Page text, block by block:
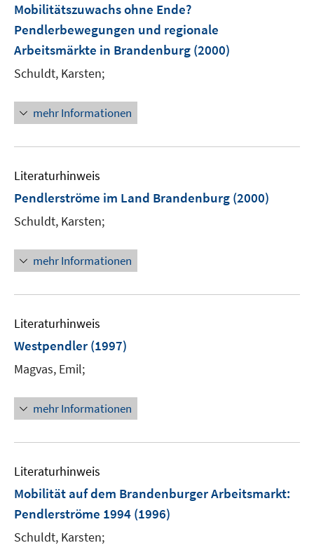
Mobilitätszuwachs ohne Ende?
Pendlerbewegungen und regionale
Arbeitsmärkte in Brandenburg (2000)
Schuldt, Karsten;
mehr Informationen
Literaturhinweis
Pendlerströme im Land Brandenburg (2000)
Schuldt, Karsten;
mehr Informationen
Literaturhinweis
Westpendler (1997)
Magvas, Emil;
mehr Informationen
Literaturhinweis
Mobilität auf dem Brandenburger Arbeitsmarkt:
Pendlerströme 1994 (1996)
Schuldt, Karsten;